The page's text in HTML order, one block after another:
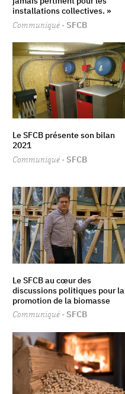
installations collectives. »
Communiqué · SFCB
Le SFCB présente son bilan
2021
Communiqué · SFCB
Le SFCB au cœur des
discussions politiques pour la
promotion de la biomasse
Communiqué · SFCB